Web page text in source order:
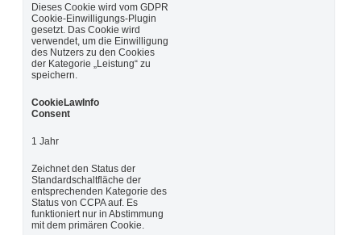
Dieses Cookie wird vom GDPR
Cookie-Einwilligungs-Plugin
gesetzt. Das Cookie wird
verwendet, um die Einwilligung
des Nutzers zu den Cookies
der Kategorie „Leistung“ zu
speichern.
CookieLawInfo
Consent
1 Jahr
Zeichnet den Status der
Standardschaltfläche der
entsprechenden Kategorie des
Status von CCPA auf. Es
funktioniert nur in Abstimmung
mit dem primären Cookie.